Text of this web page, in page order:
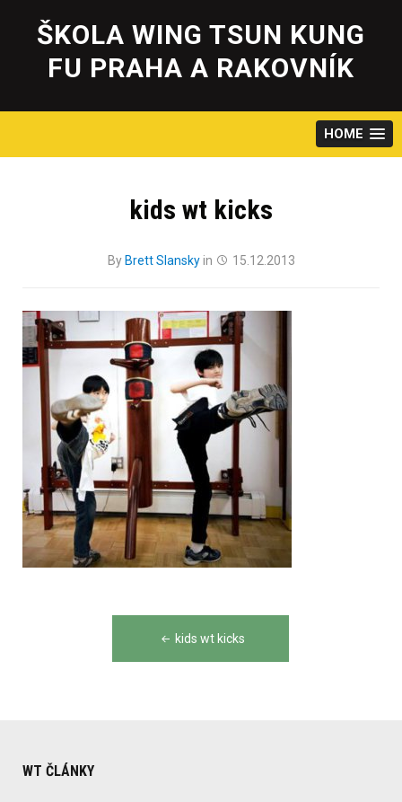
content
ŠKOLA WING TSUN KUNG
FU PRAHA A RAKOVNÍK
HOME
kids wt kicks
By Brett Slanskyin 15.12.2013
navigation
kids wt kicks
WT ČLÁNKY